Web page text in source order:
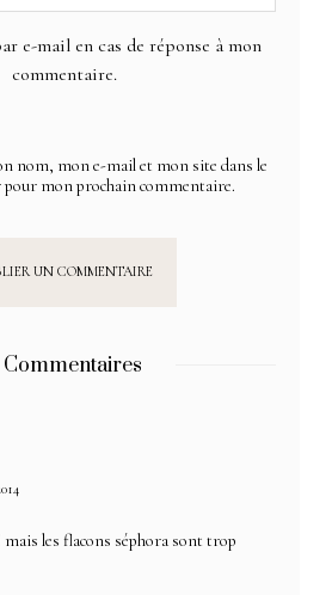
e-mail en cas de réponse à mon
commentaire.
nom, mon e-mail et mon site dans le
pour mon prochain commentaire.
Commentaires
les flacons séphora sont trop